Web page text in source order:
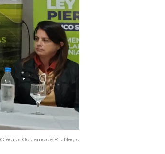
Crédito: Gobierno de Río Negro